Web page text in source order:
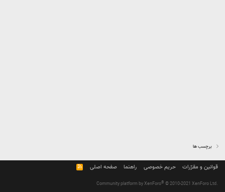
برچسب ها
قوانین و مقرّرات حریم خصوصی راهنما صفحه اصلی
R
S
Community platform by XenForo® © 2010-2021 XenForo Ltd.